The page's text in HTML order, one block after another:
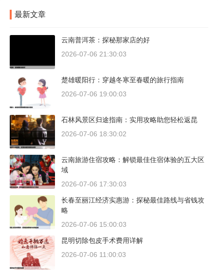
最新文章
云南普洱茶：探秘那家店的好
2026-07-06 21:30:03
楚雄暖阳行：穿越冬寒至春暖的旅行指南
2026-07-06 19:00:03
石林风景区归途指南：实用攻略助您轻松返昆
2026-07-06 18:30:02
云南旅游住宿攻略：解锁最佳住宿体验的五大区
域
2026-07-06 17:30:03
长春至丽江经济实惠游：探秘最佳路线与省钱攻
略
2026-07-06 15:00:03
昆明切除包皮手术费用详解
2026-07-06 11:00:03